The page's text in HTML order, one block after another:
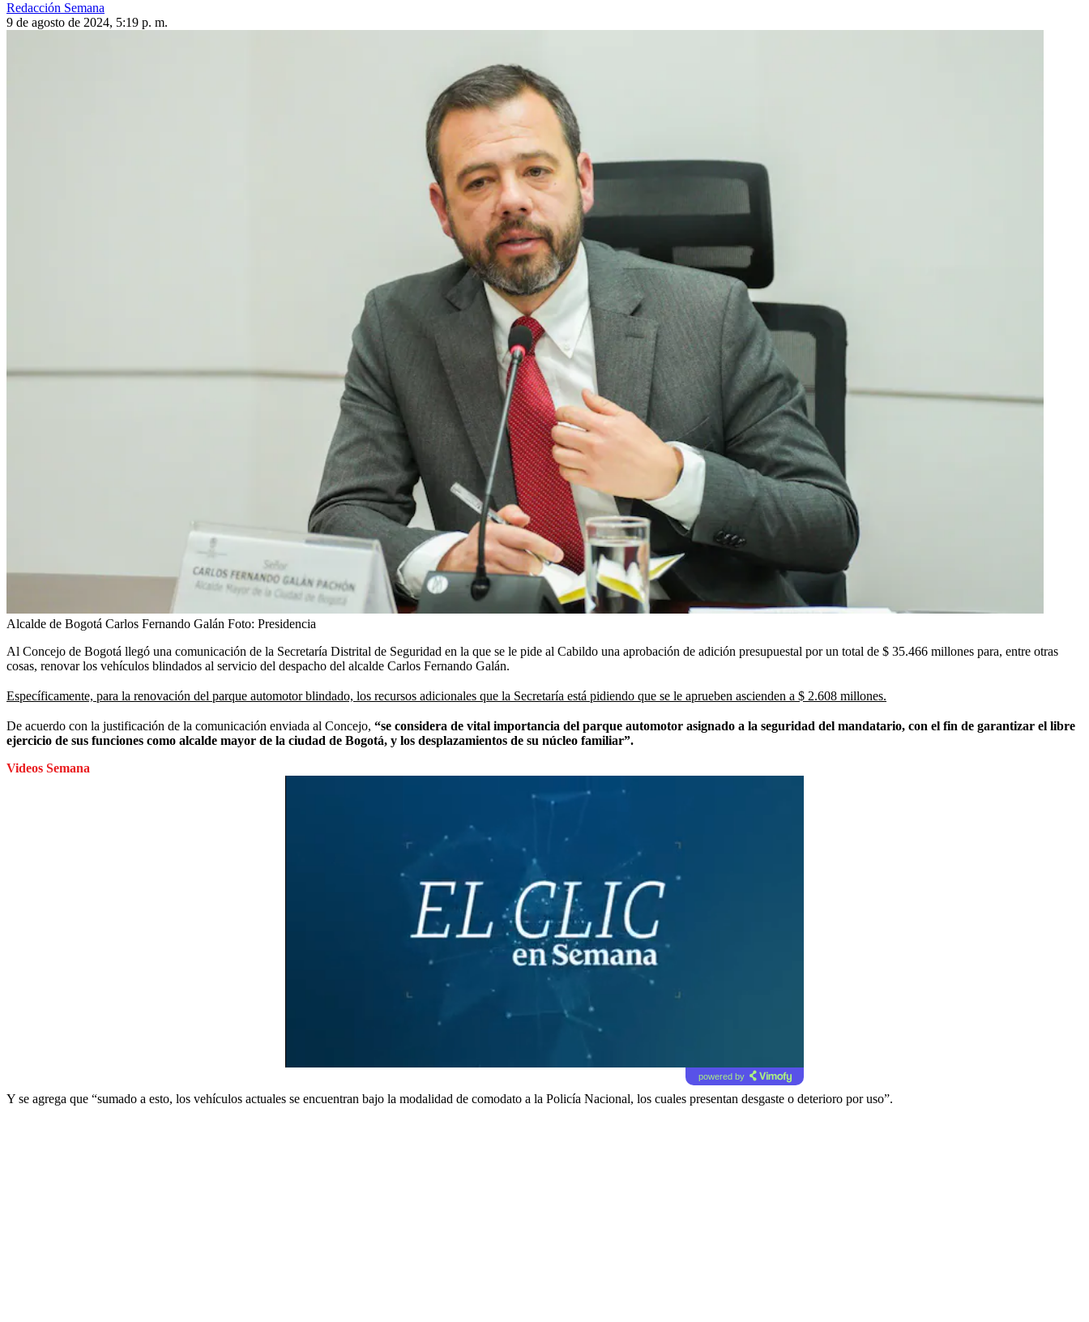
Redacción Semana
9 de agosto de 2024, 5:19 p. m.
Alcalde de Bogotá Carlos Fernando Galán Foto: Presidencia
Al Concejo de Bogotá llegó una comunicación de la Secretaría Distrital de Seguridad en la que se le pide al Cabildo una aprobación de adición presupuestal por un total de $ 35.466 millones para, entre otras
cosas, renovar los vehículos blindados al servicio del despacho del alcalde Carlos Fernando Galán.
Específicamente, para la renovación del parque automotor blindado, los recursos adicionales que la Secretaría está pidiendo que se le aprueben ascienden a $ 2.608 millones.
De acuerdo con la justificación de la comunicación enviada al Concejo, “se considera de vital importancia del parque automotor asignado a la seguridad del mandatario, con el fin de garantizar el libre
ejercicio de sus funciones como alcalde mayor de la ciudad de Bogotá, y los desplazamientos de su núcleo familiar”.
Videos Semana
powered by
Y se agrega que “sumado a esto, los vehículos actuales se encuentran bajo la modalidad de comodato a la Policía Nacional, los cuales presentan desgaste o deterioro por uso”.